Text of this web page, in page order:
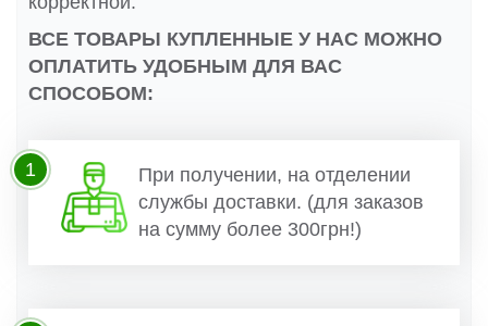
ВСЕ ТОВАРЫ КУПЛЕННЫЕ У НАС МОЖНО
ОПЛАТИТЬ УДОБНЫМ ДЛЯ ВАС
СПОСОБОМ:
При получении, на отделении
службы доставки. (для заказов
на сумму более 300грн!)
1